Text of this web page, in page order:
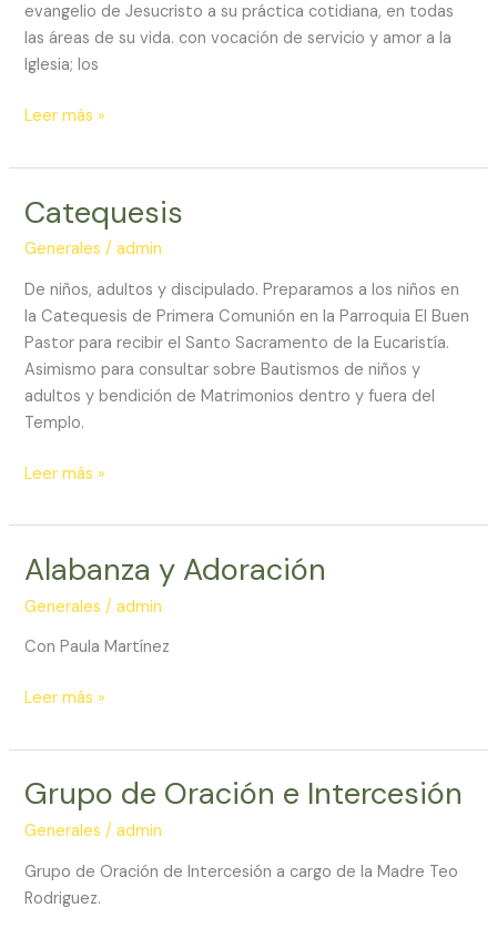
evangelio de Jesucristo a su práctica cotidiana, en todas
las áreas de su vida. con vocación de servicio y amor a la
Iglesia; los
Caballeros
de
Leer más »
Catequesis
Generales /admin
De niños, adultos y discipulado. Preparamos a los niños en
la Catequesis de Primera Comunión en la Parroquia El Buen
Pastor para recibir el Santo Sacramento de la Eucaristía.
Asimismo para consultar sobre Bautismos de niños y
adultos y bendición de Matrimonios dentro y fuera del
Templo.
Catequesis
Leer más »
Alabanza y Adoración
Generales /admin
Con Paula Martínez
Alabanza
Adoración
Leer más »
Grupo de Oración e Intercesión
Generales /admin
Grupo de Oración de Intercesión a cargo de la Madre Teo
Rodriguez.